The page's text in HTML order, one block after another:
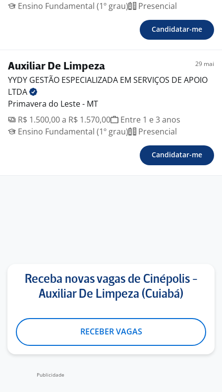
Ensino Fundamental (1º grau)
Presencial
Candidatar-me
Auxiliar De Limpeza 29 mai
YYDY GESTÃO ESPECIALIZADA EM SERVIÇOS DE APOIO
LTDA
Primavera do Leste - MT
R$ 1.500,00 a R$ 1.570,00
Entre 1 e 3 anos
Ensino Fundamental (1º grau)
Presencial
Candidatar-me
Receba novas vagas de Cinépolis -
Auxiliar De Limpeza (Cuiabá)
RECEBER VAGAS